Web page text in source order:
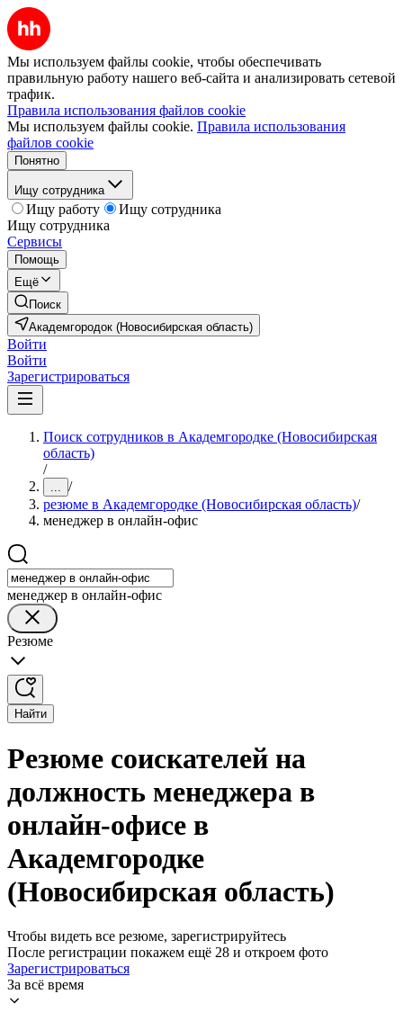
Мы используем файлы cookie, чтобы обеспечивать
правильную работу нашего веб-сайта и анализировать сетевой
трафик.
Правила использования файлов cookie
Мы используем файлы cookie. Правила использования
файлов cookie
Понятно
Ищу сотрудника
Ищу работу
Ищу сотрудника
Ищу сотрудника
Сервисы
Помощь
Ещё
Поиск
Академгородок (Новосибирская область)
Войти
Войти
Зарегистрироваться
Поиск сотрудников в Академгородке (Новосибирская
область)
/
... /
резюме в Академгородке (Новосибирская область)/
менеджер в онлайн-офис
менеджер в онлайн-офис
Резюме
Найти
Резюме соискателей на
должность менеджера в
онлайн-офисе в
Академгородке
(Новосибирская область)
Чтобы видеть все резюме, зарегистрируйтесь
После регистрации покажем ещё 28 и откроем фото
Зарегистрироваться
За всё время